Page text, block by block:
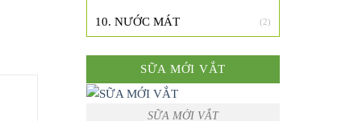
10. NƯỚC MÁT (2)
SỮA MỚI VẮT
SỮA MỚI VẮT